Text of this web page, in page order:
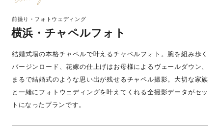
前撮り・フォトウェディング
横浜・チャペルフォト
結婚式場の本格チャペルで叶えるチャペルフォト。腕を組み歩く
バージンロード、花嫁の仕上げはお母様によるヴェールダウン、
まるで結婚式のような思い出が残せるチャペル撮影。大切な家族
と一緒にフォトウェディングを叶えてくれる全撮影データがセッ
トになったプランです。